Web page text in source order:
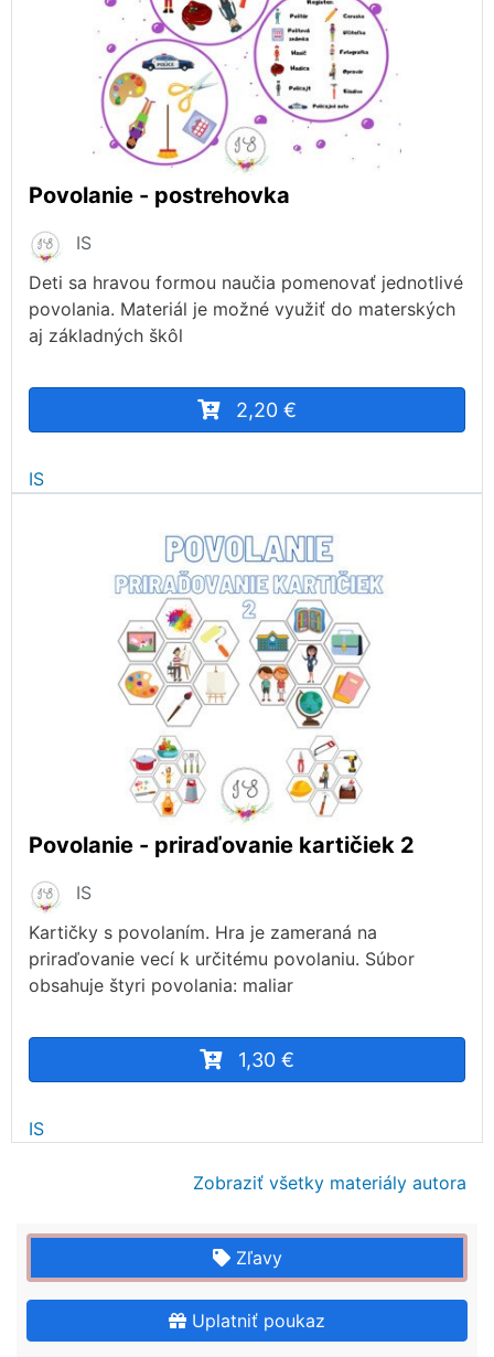
Povolanie - postrehovka
IS
Deti sa hravou formou naučia pomenovať jednotlivé
povolania. Materiál je možné využiť do materských
aj základných škôl
2,20 €
IS
Povolanie - priraďovanie kartičiek 2
IS
Kartičky s povolaním. Hra je zameraná na
priraďovanie vecí k určitému povolaniu. Súbor
obsahuje štyri povolania: maliar
1,30 €
IS
Zobraziť všetky materiály autora
Zľavy
Uplatniť poukaz